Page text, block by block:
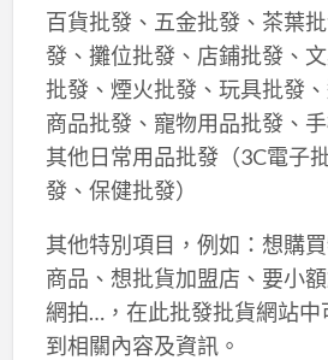
百貨批發、五金批發、茶葉
發、攤位批發、店鋪批發、
批發、煙火批發、玩具批發
商品批發、寵物用品批發、手
其他日常用品批發（3C電子
發、保健批發）
其他特別項目，例如：想購
商品、想批貨加盟店、要小
網拍…，在此批發批貨網站中
到相關內容及資訊。